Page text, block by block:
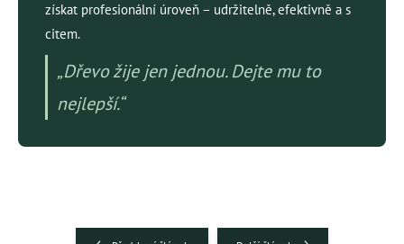
získat profesionální úroveň – udržitelně, efektivně a s
citem.
„Dřevo žije jen jednou. Dejte mu to
nejlepší.“